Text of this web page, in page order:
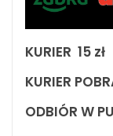
KURIER 15 zł
KURIER
ODBIÓR W